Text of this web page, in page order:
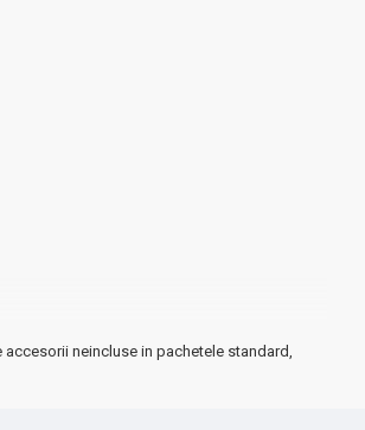
neincluse in pachetele standard,